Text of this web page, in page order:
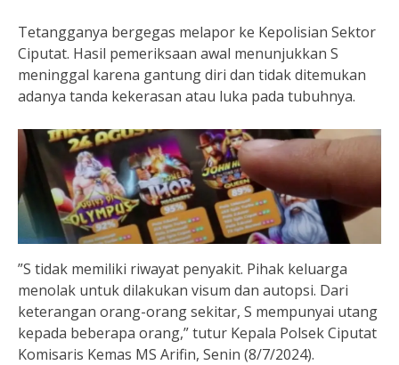
Tetangganya bergegas melapor ke Kepolisian Sektor
Ciputat. Hasil pemeriksaan awal menunjukkan S
meninggal karena gantung diri dan tidak ditemukan
adanya tanda kekerasan atau luka pada tubuhnya.
”S tidak memiliki riwayat penyakit. Pihak keluarga
menolak untuk dilakukan visum dan autopsi. Dari
keterangan orang-orang sekitar, S mempunyai utang
kepada beberapa orang,” tutur Kepala Polsek Ciputat
Komisaris Kemas MS Arifin, Senin (8/7/2024).